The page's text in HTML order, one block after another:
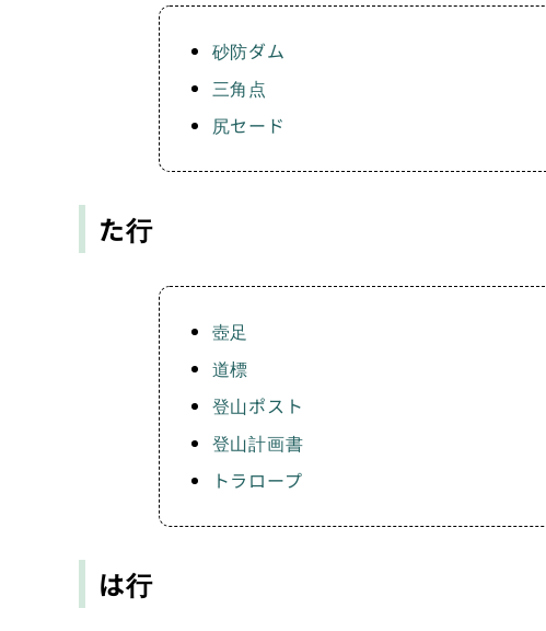
砂防ダム
三角点
尻セード
た行
壺足
道標
登山ポスト
登山計画書
トラロープ
は行